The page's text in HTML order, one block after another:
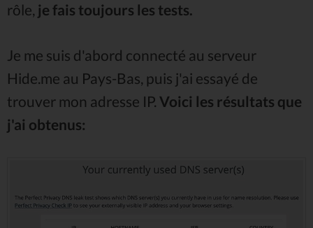
rôle, je fais toujours les tests.
Je me suis d'abord connecté au serveur
Hide.me au Pays-Bas, puis j'ai essayé de
trouver mon adresse IP. Voici les résultats que
j'ai obtenus: